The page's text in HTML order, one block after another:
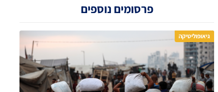
פרסומים נוספים
גיאופוליטיקה